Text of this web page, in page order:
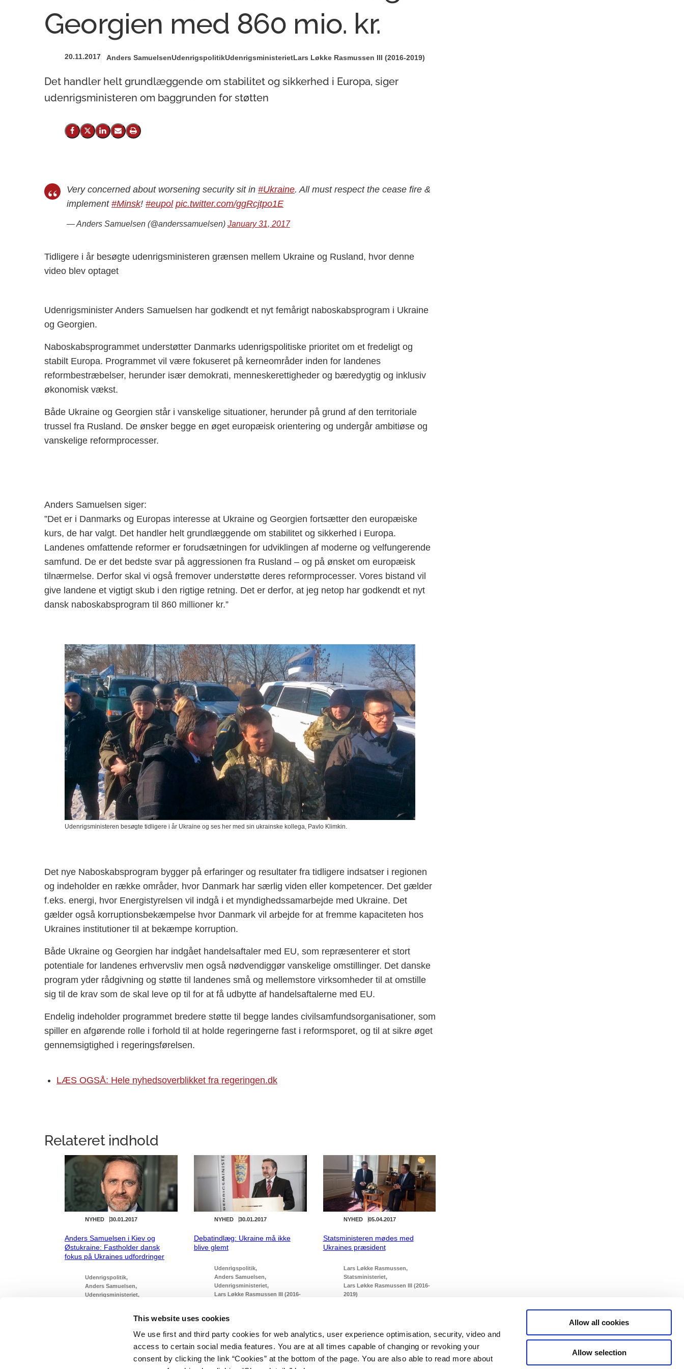
This website uses cookies
We use first and third party cookies for web analytics, user experience optimisation, security, video and
access to certain social media features. You are at all times capable of changing or revoking your
consent by clicking the link “Cookies” at the bottom of the page. You are also able to read more about
Allow all cookies
Allow selection
Georgien med 860 mio. kr.
20.11.2017 Anders SamuelsenUdenrigspolitikUdenrigsministerietLars Løkke Rasmussen III (2016-2019)
Det handler helt grundlæggende om stabilitet og sikkerhed i Europa, siger
udenrigsministeren om baggrunden for støtten
Del på Facebook
Del på X (Twitter)
Del på LinkedIn
Send email
Print
Very concerned about worsening security sit in #Ukraine. All must respect the cease fire &
implement #Minsk! #eupol pic.twitter.com/ggRcjtpo1E
— Anders Samuelsen (@anderssamuelsen) January 31, 2017
Tidligere i år besøgte udenrigsministeren grænsen mellem Ukraine og Rusland, hvor denne
video blev optaget
Udenrigsminister Anders Samuelsen har godkendt et nyt femårigt naboskabsprogram i Ukraine
og Georgien.
Naboskabsprogrammet understøtter Danmarks udenrigspolitiske prioritet om et fredeligt og
stabilt Europa. Programmet vil være fokuseret på kerneområder inden for landenes
reformbestræbelser, herunder især demokrati, menneskerettigheder og bæredygtig og inklusiv
økonomisk vækst.
Både Ukraine og Georgien står i vanskelige situationer, herunder på grund af den territoriale
trussel fra Rusland. De ønsker begge en øget europæisk orientering og undergår ambitiøse og
vanskelige reformprocesser.
Anders Samuelsen siger:
”Det er i Danmarks og Europas interesse at Ukraine og Georgien fortsætter den europæiske
kurs, de har valgt. Det handler helt grundlæggende om stabilitet og sikkerhed i Europa.
Landenes omfattende reformer er forudsætningen for udviklingen af moderne og velfungerende
samfund. De er det bedste svar på aggressionen fra Rusland – og på ønsket om europæisk
tilnærmelse. Derfor skal vi også fremover understøtte deres reformprocesser. Vores bistand vil
give landene et vigtigt skub i den rigtige retning. Det er derfor, at jeg netop har godkendt et nyt
dansk naboskabsprogram til 860 millioner kr.”
Udenrigsministeren besøgte tidligere i år Ukraine og ses her med sin ukrainske kollega, Pavlo Klimkin.
Det nye Naboskabsprogram bygger på erfaringer og resultater fra tidligere indsatser i regionen
og indeholder en række områder, hvor Danmark har særlig viden eller kompetencer. Det gælder
f.eks. energi, hvor Energistyrelsen vil indgå i et myndighedssamarbejde med Ukraine. Det
gælder også korruptionsbekæmpelse hvor Danmark vil arbejde for at fremme kapaciteten hos
Ukraines institutioner til at bekæmpe korruption.
Både Ukraine og Georgien har indgået handelsaftaler med EU, som repræsenterer et stort
potentiale for landenes erhvervsliv men også nødvendiggør vanskelige omstillinger. Det danske
program yder rådgivning og støtte til landenes små og mellemstore virksomheder til at omstille
sig til de krav som de skal leve op til for at få udbytte af handelsaftalerne med EU.
Endelig indeholder programmet bredere støtte til begge landes civilsamfundsorganisationer, som
spiller en afgørende rolle i forhold til at holde regeringerne fast i reformsporet, og til at sikre øget
gennemsigtighed i regeringsførelsen.
LÆS OGSÅ: Hele nyhedsoverblikket fra regeringen.dk
Relateret indhold
30.01.2017
NYHED
Anders Samuelsen i Kiev og
Østukraine: Fastholder dansk
fokus på Ukraines udfordringer
Udenrigspolitik
Anders Samuelsen
Udenrigsministeriet
30.01.2017
NYHED
Debatindlæg: Ukraine må ikke
blive glemt
Udenrigspolitik
Anders Samuelsen
Udenrigsministeriet
Lars Løkke Rasmussen III (2016-
05.04.2017
NYHED
Statsministeren mødes med
Ukraines præsident
Lars Løkke Rasmussen
Statsministeriet
Lars Løkke Rasmussen III (2016-
2019)